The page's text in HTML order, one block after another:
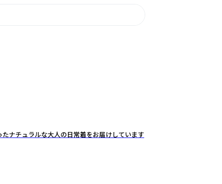
ナチュラルな大人の日常着をお届けしています